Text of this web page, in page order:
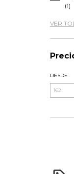
(1)
VER
DESDE